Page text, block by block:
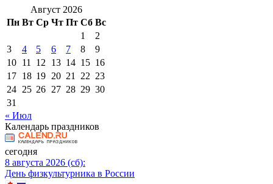
Август 2026
Пн Вт Ср Чт Пт Сб Вс
1
2
3
4 5 6 7 8
9
10 11 12 13 14 15 16
17 18 19 20 21 22 23
24 25 26 27 28 29 30
31
« Июл
Календарь праздников
сегодня
8 августа 2026 (сб):
День физкультурника в России